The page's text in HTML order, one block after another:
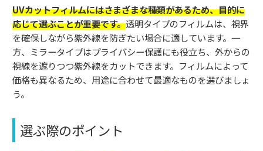
UVカットフィルムにはさまざまな種類があるため、目的に
応じて選ぶことが重要です。透明タイプのフィルムは、視界
を確保しながら紫外線を防ぎたい場合に適しています。一
方、ミラータイプはプライバシー保護にも役立ち、外からの
視線を遮りつつ紫外線をカットできます。フィルムによって
価格も異なるため、用途に合わせて最適なものを選びましょ
う。
選ぶ際のポイント